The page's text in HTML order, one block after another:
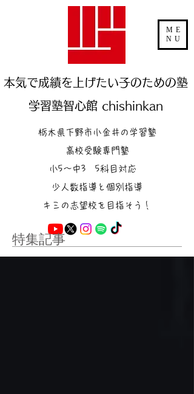
本気で成績を上げたい子のための塾
学習塾智心館 chishinkan
ME
NU
栃木県下野市小金井の学習塾
高校受験専門塾
小5～中3 5科目対応
少人数指導と個別指導
キミの志望校を目指そう！
特集記事